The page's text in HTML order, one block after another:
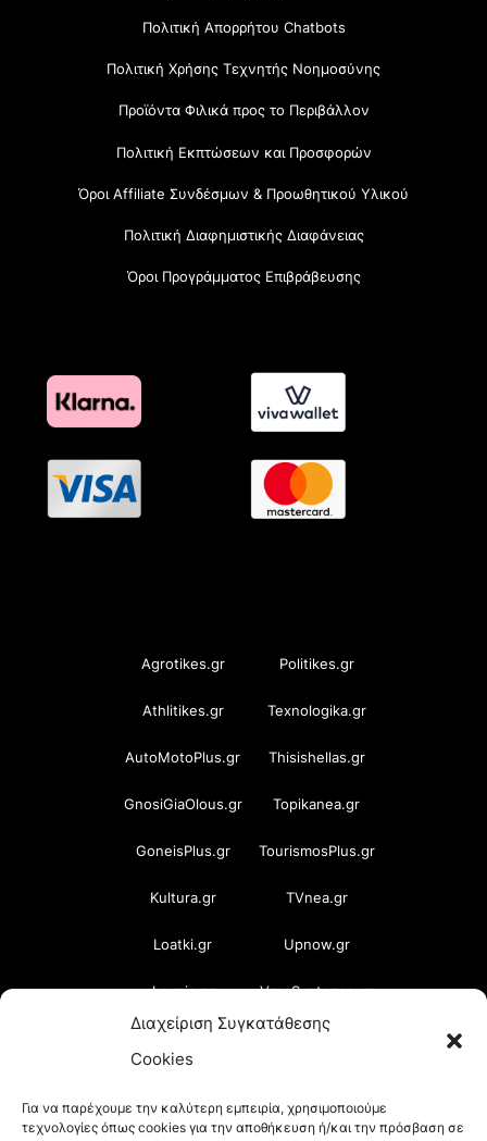
Διαχείριση Συγκατάθεσης
Cookies
Για να παρέχουμε την καλύτερη εμπειρία, χρησιμοποιούμε
τεχνολογίες όπως cookies για την αποθήκευση ή/και την πρόσβαση σε
Πολιτική Απορρήτου Chatbots
Πολιτική Χρήσης Τεχνητής Νοημοσύνης
Προϊόντα Φιλικά προς το Περιβάλλον
Πολιτική Εκπτώσεων και Προσφορών
Όροι Affiliate Συνδέσμων & Προωθητικού Υλικού
Πολιτική Διαφημιστικής Διαφάνειας
Όροι Προγράμματος Επιβράβευσης
Agrotikes.gr Politikes.gr
Athlitikes.gr Texnologika.gr
AutoMotoPlus.gr Thisishellas.gr
GnosiGiaOlous.gr Topikanea.gr
GoneisPlus.gr TourismosPlus.gr
Kultura.gr TVnea.gr
Loatki.gr Upnow.gr
Loveis.gr VresSyntages.gr
ModernaGynaika.gr Xristianika.gr
Oikotropia.gr ZoumeSpiti.gr